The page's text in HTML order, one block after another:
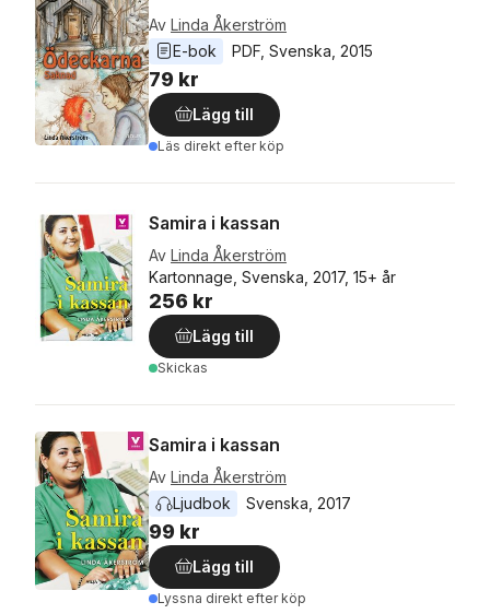
Av Linda Åkerström
E-bok
PDF Svenska 2015
79 kr
Lägg till
Läs direkt efter köp
Samira i kassan
Av Linda Åkerström
Kartonnage, Svenska, 2017, 15+ år
256 kr
Lägg till
Skickas
Samira i kassan
Av Linda Åkerström
Ljudbok
Svenska 2017
99 kr
Lägg till
Lyssna direkt efter köp